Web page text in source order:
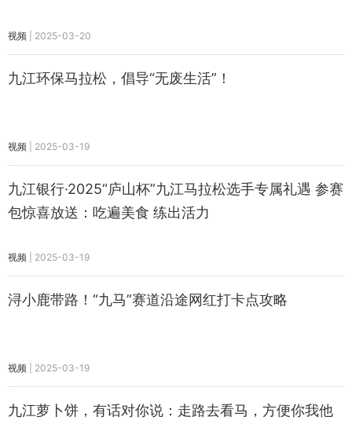
视频 2025-03-20
九江环保马拉松，倡导“无废生活”！
视频 2025-03-19
九江银行·2025“庐山杯”九江马拉松选手专属礼遇 参赛
包惊喜放送：吃遍美食 练出活力
视频 2025-03-19
浔小鹿带路！“九马”赛道沿途网红打卡点攻略
视频 2025-03-19
九江萝卜饼，有话对你说：走路去看马，方便你我他